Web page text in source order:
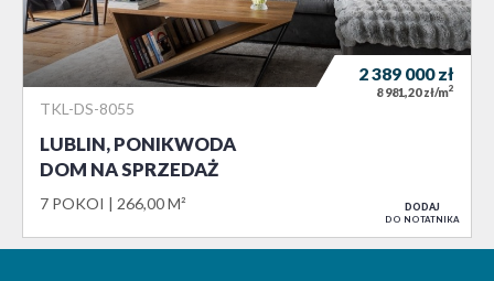
TKL-DS-8055
LUBLIN, PONIKWODA
DOM NA SPRZEDAŻ
7 POKOI 266,00 M²
2 389 000zł
8 981,20 zł/m2
DODAJ
DO NOTATNIKA